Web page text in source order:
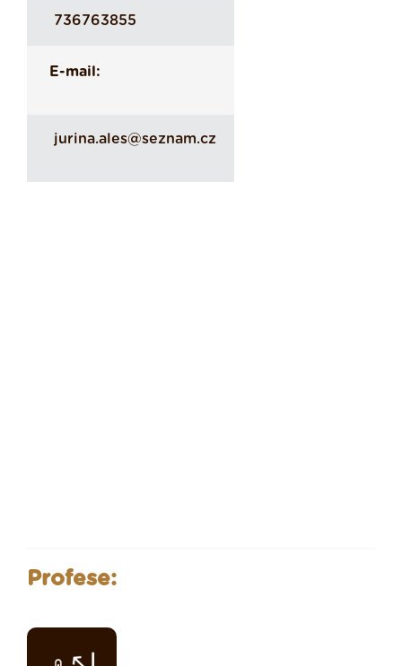
736763855
E-mail:
jurina.ales@seznam.cz
Profese: